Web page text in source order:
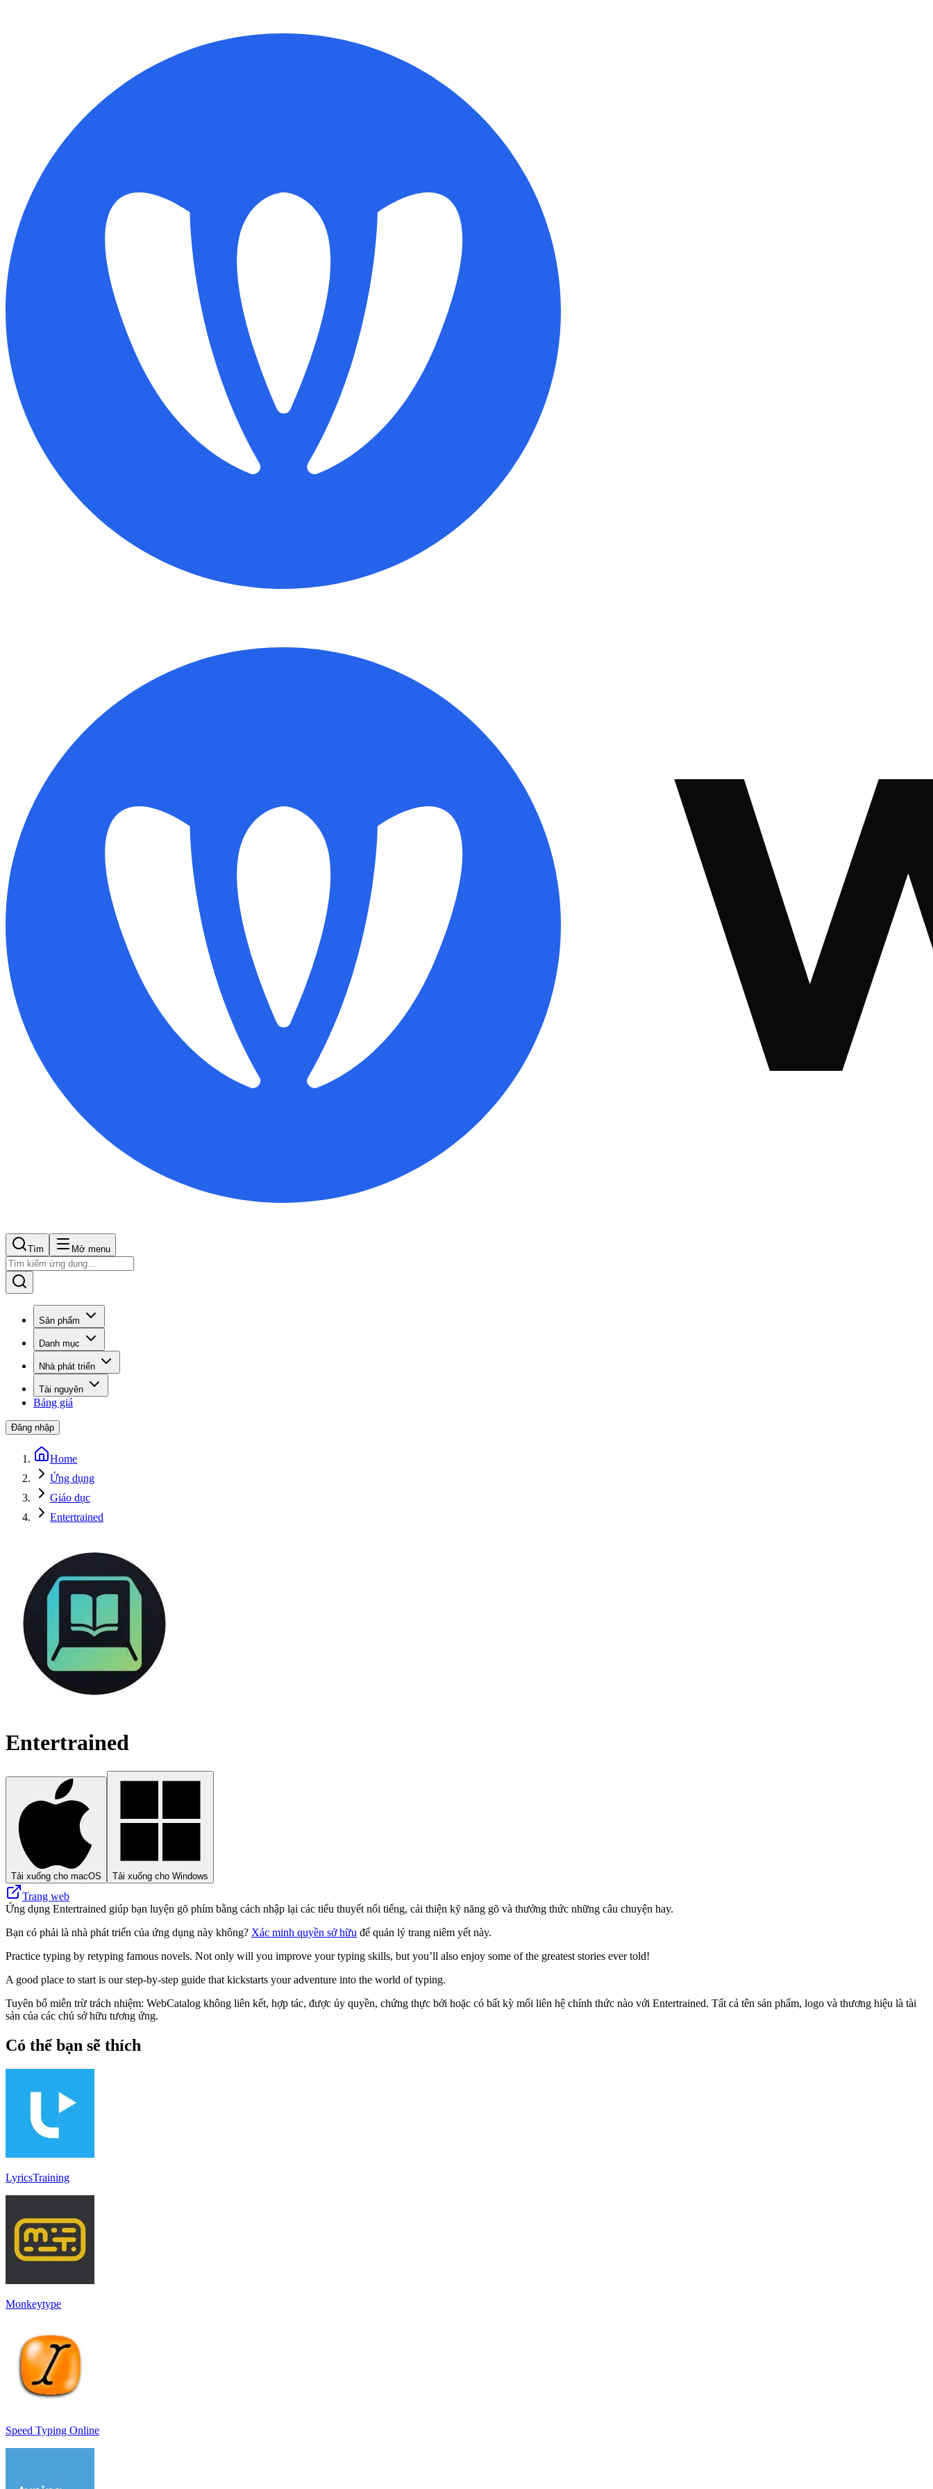
Tìm Mở menu
Sản phẩm
Danh mục
Nhà phát triển
Tài nguyên
Bảng giá
Đăng nhập
Home
Ứng dụng
Giáo dục
Entertrained
Entertrained
Tải xuống cho macOS Tải xuống cho Windows
Trang web
Ứng dụng Entertrained giúp bạn luyện gõ phím bằng cách nhập lại các tiểu thuyết nổi tiếng, cải thiện kỹ năng gõ và thưởng thức những câu chuyện hay.
Bạn có phải là nhà phát triển của ứng dụng này không? Xác minh quyền sở hữu để quản lý trang niêm yết này.
Practice typing by retyping famous novels. Not only will you improve your typing skills, but you’ll also enjoy some of the greatest stories ever told!
A good place to start is our step-by-step guide that kickstarts your adventure into the world of typing.
Tuyên bố miễn trừ trách nhiệm: WebCatalog không liên kết, hợp tác, được ủy quyền, chứng thực bởi hoặc có bất kỳ mối liên hệ chính thức nào với Entertrained. Tất cả tên sản phẩm, logo và thương hiệu là tài
sản của các chủ sở hữu tương ứng.
Có thể bạn sẽ thích
LyricsTraining
Monkeytype
Speed Typing Online